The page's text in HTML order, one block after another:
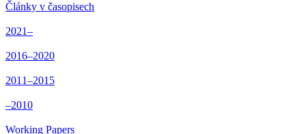
Články v časopisech
2021–
2016–2020
2011–2015
–2010
Working Papers